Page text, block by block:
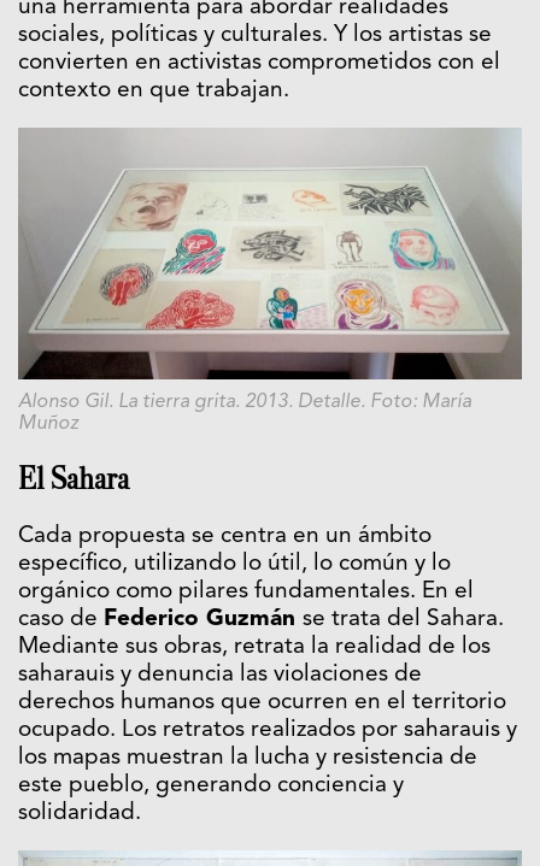
una herramienta para abordar realidades
sociales, políticas y culturales. Y los artistas se
convierten en activistas comprometidos con el
contexto en que trabajan.
Alonso Gil. La tierra grita. 2013. Detalle. Foto: María
Muñoz
El Sahara
Cada propuesta se centra en un ámbito
específico, utilizando lo útil, lo común y lo
orgánico como pilares fundamentales. En el
caso de Federico Guzmán se trata del Sahara.
Mediante sus obras, retrata la realidad de los
saharauis y denuncia las violaciones de
derechos humanos que ocurren en el territorio
ocupado. Los retratos realizados por saharauis y
los mapas muestran la lucha y resistencia de
este pueblo, generando conciencia y
solidaridad.